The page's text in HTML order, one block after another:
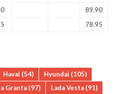
89.90
78.95
Haval (54) Hyundai (105)
Granta (97) Lada Vesta (91)